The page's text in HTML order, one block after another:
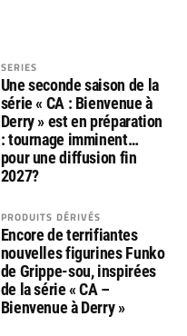
SERIES
Une seconde saison de la
série « CA : Bienvenue à
Derry » est en préparation
: tournage imminent…
pour une diffusion fin
2027?
PRODUITS DÉRIVÉS
Encore de terrifiantes
nouvelles figurines Funko
de Grippe-sou, inspirées
de la série « CA –
Bienvenue à Derry »